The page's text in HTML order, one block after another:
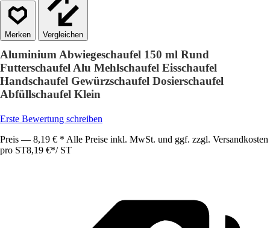
Vergleichen
Aluminium Abwiegeschaufel 150 ml Rund
Futterschaufel Alu Mehlschaufel Eisschaufel
Handschaufel Gewürzschaufel Dosierschaufel
Abfüllschaufel Klein
Erste Bewertung schreiben
Preis — 8,19 € * Alle Preise inkl. MwSt. und ggf. zzgl. Versandkosten
pro ST8,19 €*/ ST